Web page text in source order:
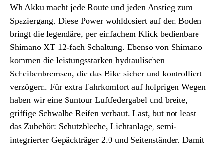
Wh Akku macht jede Route und jeden Anstieg zum
Spaziergang. Diese Power wohldosiert auf den Boden
bringt die legendäre, per einfachem Klick bedienbare
Shimano XT 12-fach Schaltung. Ebenso von Shimano
kommen die leistungsstarken hydraulischen
Scheibenbremsen, die das Bike sicher und kontrolliert
verzögern. Für extra Fahrkomfort auf holprigen Wegen
haben wir eine Suntour Luftfedergabel und breite,
griffige Schwalbe Reifen verbaut. Last, but not least
das Zubehör: Schutzbleche, Lichtanlage, semi-
integrierter Gepäckträger 2.0 und Seitenständer. Damit